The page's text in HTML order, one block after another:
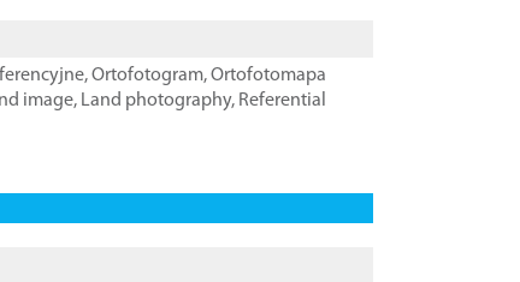
,Ortofotogram,Ortofotomapa
image, Land photography, Referential